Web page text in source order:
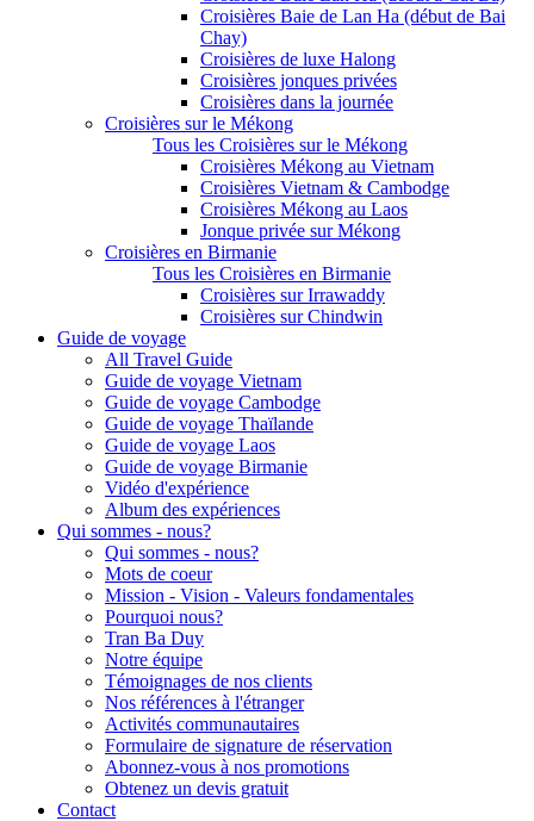
Croisières Baie de Lan Ha (début de Bai
Chay)
Croisières de luxe Halong
Croisières jonques privées
Croisières dans la journée
Croisières sur le Mékong
Tous les Croisières sur le Mékong
Croisières Mékong au Vietnam
Croisières Vietnam & Cambodge
Croisières Mékong au Laos
Jonque privée sur Mékong
Croisières en Birmanie
Tous les Croisières en Birmanie
Croisières sur Irrawaddy
Croisières sur Chindwin
Guide de voyage
All Travel Guide
Guide de voyage Vietnam
Guide de voyage Cambodge
Guide de voyage Thaïlande
Guide de voyage Laos
Guide de voyage Birmanie
Vidéo d'expérience
Album des expériences
Qui sommes - nous?
Qui sommes - nous?
Mots de coeur
Mission - Vision - Valeurs fondamentales
Pourquoi nous?
Tran Ba Duy
Notre équipe
Témoignages de nos clients
Nos références à l'étranger
Activités communautaires
Formulaire de signature de réservation
Abonnez-vous à nos promotions
Obtenez un devis gratuit
Contact